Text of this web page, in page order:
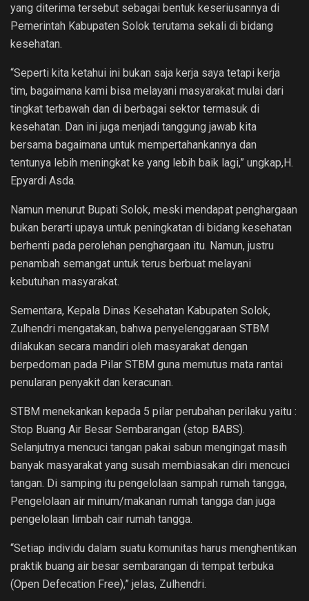
yang diterima tersebut sebagai bentuk keseriusannya di
Pemerintah Kabupaten Solok terutama sekali di bidang
kesehatan.
“Seperti kita ketahui ini bukan saja kerja saya tetapi kerja
tim, bagaimana kami bisa melayani masyarakat mulai dari
tingkat terbawah dan di berbagai sektor termasuk di
kesehatan. Dan ini juga menjadi tanggung jawab kita
bersama bagaimana untuk mempertahankannya dan
tentunya lebih meningkat ke yang lebih baik lagi,” ungkap,H.
Epyardi Asda.
Namun menurut Bupati Solok, meski mendapat penghargaan
bukan berarti upaya untuk peningkatan di bidang kesehatan
berhenti pada perolehan penghargaan itu. Namun, justru
penambah semangat untuk terus berbuat melayani
kebutuhan masyarakat.
Sementara, Kepala Dinas Kesehatan Kabupaten Solok,
Zulhendri mengatakan, bahwa penyelenggaraan STBM
dilakukan secara mandiri oleh masyarakat dengan
berpedoman pada Pilar STBM guna memutus mata rantai
penularan penyakit dan keracunan.
STBM menekankan kepada 5 pilar perubahan perilaku yaitu :
Stop Buang Air Besar Sembarangan (stop BABS).
Selanjutnya mencuci tangan pakai sabun mengingat masih
banyak masyarakat yang susah membiasakan diri mencuci
tangan. Di samping itu pengelolaan sampah rumah tangga,
Pengelolaan air minum/makanan rumah tangga dan juga
pengelolaan limbah cair rumah tangga.
“Setiap individu dalam suatu komunitas harus menghentikan
praktik buang air besar sembarangan di tempat terbuka
(Open Defecation Free),” jelas, Zulhendri.